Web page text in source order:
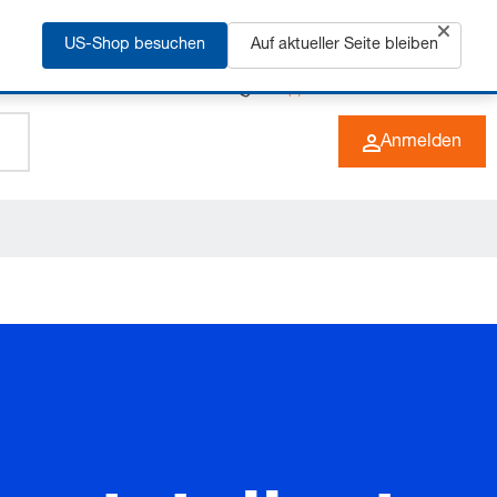
+49 (0) 6266 73-0 DE
Anmelden
US-Shop besuchen Auf aktueller Seite bleiben